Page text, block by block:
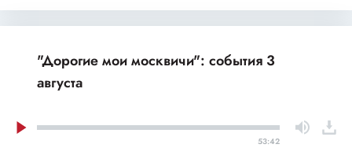
"Дорогие мои москвичи": события 3
августа
53:42